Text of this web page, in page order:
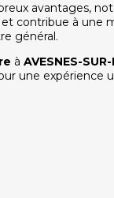
avantages,
contribue à une
général.
à AVESNES-
une expérience